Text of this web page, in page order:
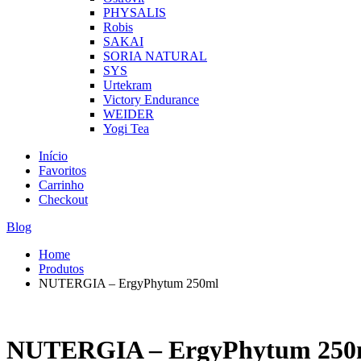
PHYSALIS
Robis
SAKAI
SORIA NATURAL
SYS
Urtekram
Victory Endurance
WEIDER
Yogi Tea
Início
Favoritos
Carrinho
Checkout
Blog
Home
Produtos
NUTERGIA – ErgyPhytum 250ml
NUTERGIA – ErgyPhytum